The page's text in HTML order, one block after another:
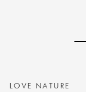
LOVE NATURE